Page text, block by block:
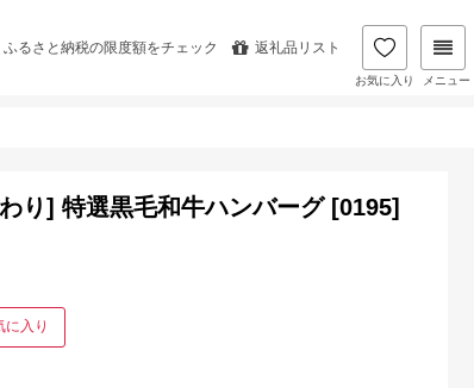
ふるさと納税の限度額をチェック 返礼品リスト
お気に入り メニュー
り] 特選黒毛和牛ハンバーグ [0195]
に入り